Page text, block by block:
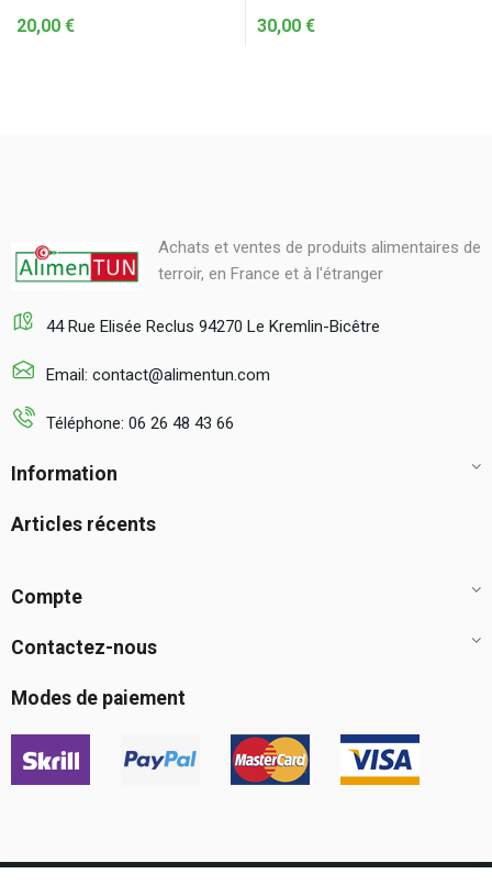
20,00 €
30,00 €
Achats et ventes de produits alimentaires de
terroir, en France et à l'étranger
44 Rue Elisée Reclus 94270 Le Kremlin-Bicêtre
Email: contact@alimentun.com
Téléphone: 06 26 48 43 66
Information
Articles récents
Compte
Contactez-nous
Modes de paiement